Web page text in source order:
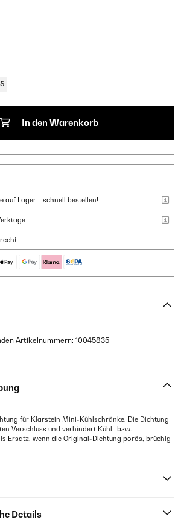
In den Warenkorb
auf Lager - schnell bestellen!
Artikelnummern: 10045835
für Klarstein Mini-Kühlschränke. Die Dichtung
Verschluss und verhindert Kühl- bzw.
Ersatz, wenn die Original-Dichtung porös, brüchig
Details